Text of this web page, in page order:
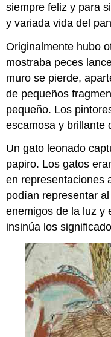
siempre feliz y para
y variada vida del
Originalmente hubo
mostraba peces
muro se pierde,
de pequeños
pequeño. Los
escamosa y brillante
Un gato leonado
papiro. Los gatos
en representaciones
podían representar
enemigos de la luz y
insinúa los